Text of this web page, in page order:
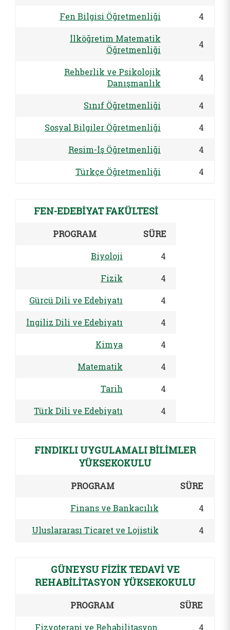
Fen Bilgisi Öğretmenliği 4
İlköğretim Matematik
Öğretmenliği
4
Rehberlik ve Psikolojik
Danışmanlık
4
Sınıf Öğretmenliği 4
Sosyal Bilgiler Öğretmenliği 4
Resim-İş Öğretmenliği 4
Türkçe Öğretmenliği 4
FEN-EDEBİYAT FAKÜLTESİ
PROGRAM SÜRE
Biyoloji 4
Fizik 4
Gürcü Dili ve Edebiyatı 4
İngiliz Dili ve Edebiyatı 4
Kimya 4
Matematik 4
Tarih 4
Türk Dili ve Edebiyatı 4
FINDIKLI UYGULAMALI BİLİMLER
YÜKSEKOKULU
PROGRAM SÜRE
Finans ve Bankacılık 4
Uluslararası Ticaret ve Lojistik 4
GÜNEYSU FİZİK TEDAVİ VE
REHABİLİTASYON YÜKSEKOKULU
PROGRAM SÜRE
Fizyoterapi ve Rehabilitasyon 4